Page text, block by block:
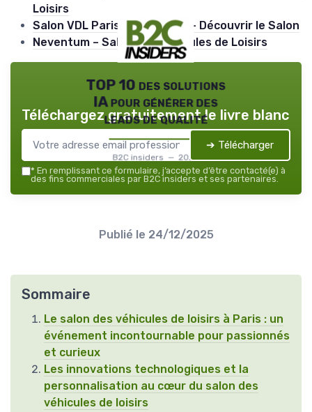
Loisirs
Salon VDL Paris-Le Bourget – Découvrir le Salon
Neventum – Salon des Véhicules de Loisirs
TOP 10 des solutions
IA pour générer des
leads de qualité
B2C insiders — 2026
Téléchargez gratuitement le livre blanc
➔ Télécharger
* En remplissant ce formulaire, j’accepte d’être contacté(e) à
des fins commerciales par B2C insiders et ses partenaires.
Publié le 24/12/2025
Sommaire
Le salon des véhicules de loisirs à Paris : un
événement incontournable pour passionnés
et curieux
Les innovations technologiques et la
personnalisation au cœur du salon des
véhicules de loisirs